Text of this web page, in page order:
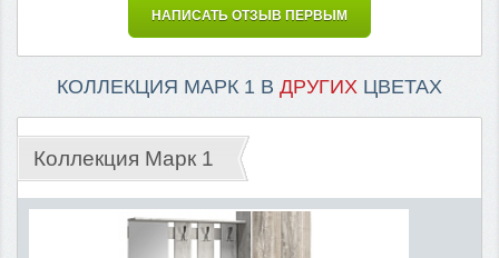
НАПИСАТЬ ОТЗЫВ ПЕРВЫМ
КОЛЛЕКЦИЯ МАРК 1 В ДРУГИХ ЦВЕТАХ
Коллекция Марк 1